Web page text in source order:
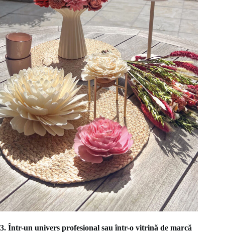
3. Într-un univers profesional sau într-o vitrină de marcă